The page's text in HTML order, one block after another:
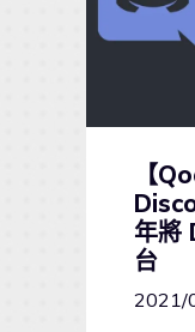
【
年將
台
2021/